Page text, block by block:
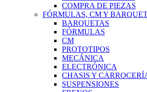
COMPRA DE PIEZAS
FÓRMULAS, CM Y
BARQUETAS
FÓRMULAS
CM
PROTOTIPOS
MECÁNICA
ELECTRÓNICA
CHASIS Y
SUSPENSIONES